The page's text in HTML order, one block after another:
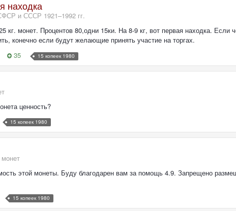
находка
и СССР 1921–1992 гг.
кг. монет. Процентов 80,одни 15ки. На 8-9 кг, вот первая находка. Если
конечно если будут желающие принять участие на торгах.
35 15 копеек 1980
ценность?
15 копеек 1980
этой монеты. Буду благодарен вам за помощь 4.9. Запрещено
15 копеек 1980